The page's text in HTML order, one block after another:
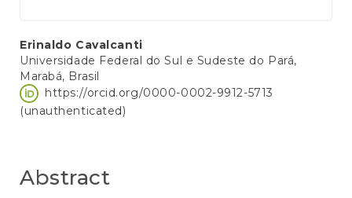
Main
Article
Content
Erinaldo Cavalcanti
Universidade Federal do Sul e Sudeste do Pará,
Marabá, Brasil
https://orcid.org/0000-0002-9912-5713
(unauthenticated)
Abstract